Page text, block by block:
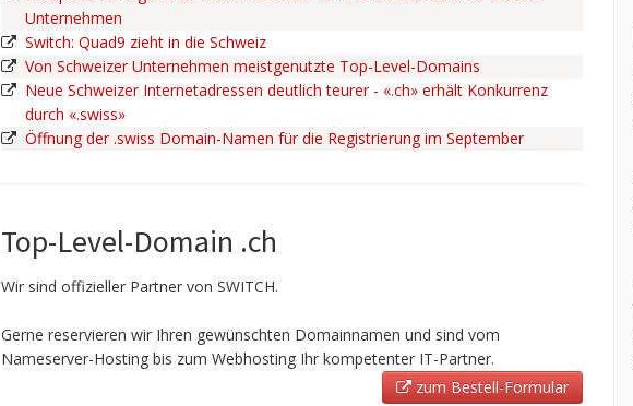
Unternehmen
Switch: Quad9 zieht in die Schweiz
Von Schweizer Unternehmen meistgenutzte Top-Level-Domains
Neue Schweizer Internetadressen deutlich teurer - «.ch» erhält Konkurrenz
durch «.swiss»
Öffnung der .swiss Domain-Namen für die Registrierung im September
Top-Level-Domain .ch
Wir sind offizieller Partner von SWITCH.
Gerne reservieren wir Ihren gewünschten Domainnamen und sind vom
Nameserver-Hosting bis zum Webhosting Ihr kompetenter IT-Partner.
zum Bestell-Formular